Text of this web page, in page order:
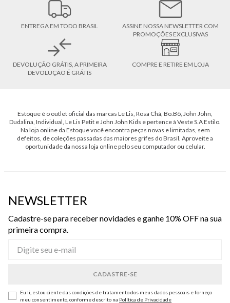
ENTREGA EM TODO BRASIL
ASSINE NOSSA NEWSLETTER COM
PROMOÇÕES EXCLUSIVAS
DEVOLUÇÃO GRÁTIS, A PRIMEIRA
DEVOLUÇÃO É GRÁTIS
COMPRE E RETIRE EM LOJA
Estoque é o outlet oficial das marcas Le Lis, Rosa Chá, Bo.Bô, John John,
Dudalina, Individual, Le Lis Petit e John John Kids e pertence à Veste S.A Estilo.
Na loja online da Estoque você encontra peças novas e limitadas, sem
defeitos, de coleções passadas das maiores grifes do Brasil. Aproveite a
oportunidade da nossa loja online pelo seu computador ou celular.
NEWSLETTER
Cadastre-se para receber novidades e ganhe 10% OFF na sua
primeira compra.
Eu li, estou ciente das condições de tratamento dos meus dados pessoais e forneço
meu consentimento, conforme descrito na Política de Privacidade